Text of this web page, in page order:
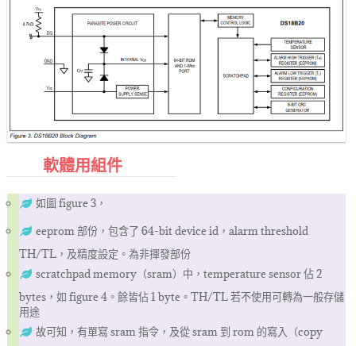
軟體用組件
如圖 figure 3，
eeprom 部份，包含了 64-bit device id，alarm threshold
TH/TL，及精度設定。為非揮發部份
scratchpad memory（sram）中，temperature sensor 佔 2
bytes，如 figure 4。餘皆佔 1 byte。TH/TL 若不使用可轉為一般存儲
用途
故可知，有單寫 sram 指令，及從 sram 到 rom 的寫入（copy